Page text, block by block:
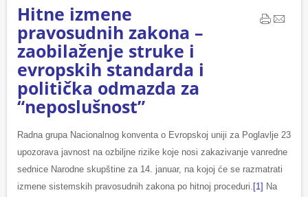
Hitne izmene
pravosudnih zakona –
zaobilaženje struke i
evropskih standarda i
politička odmazda za
“neposlušnost”
Radna grupa Nacionalnog konventa o Evropskoj uniji za Poglavlje 23
upozorava javnost na ozbiljne rizike koje nosi zakazivanje vanredne
sednice Narodne skupštine za 14. januar, na kojoj će se razmatrati
izmene sistemskih pravosudnih zakona po hitnoj proceduri. [1] Na